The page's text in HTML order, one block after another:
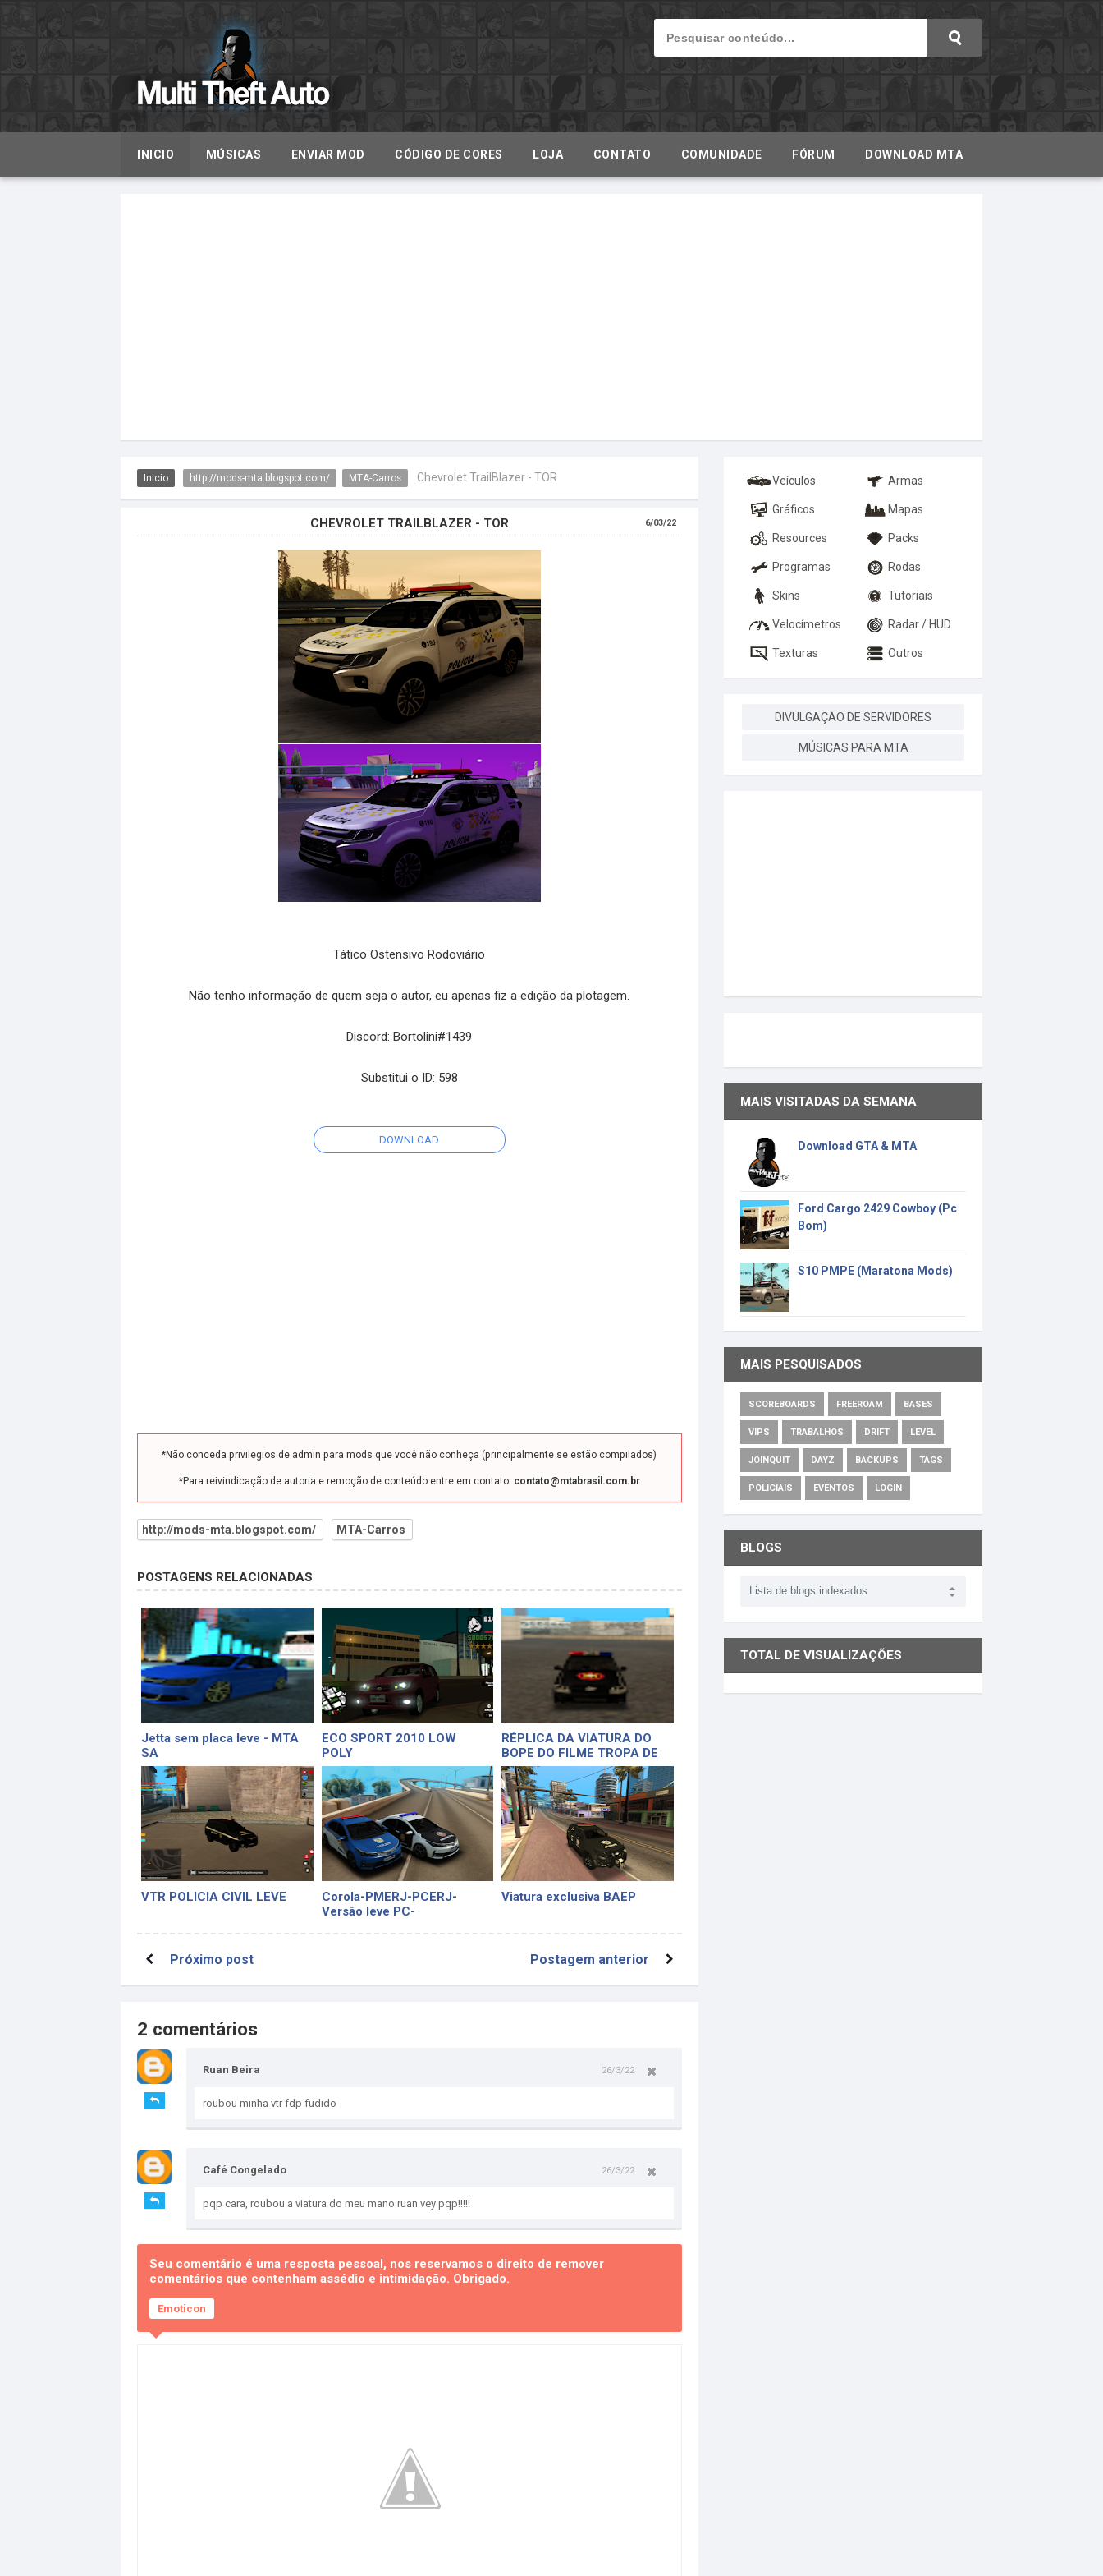
INICIO MÚSICAS ENVIAR MOD CÓDIGO DE CORES LOJA CONTATO COMUNIDADE FÓRUM DOWNLOAD MTA
Inicio http://mods-mta.blogspot.com/ MTA-Carros Chevrolet TrailBlazer - TOR
CHEVROLET TRAILBLAZER - TOR 6/03/22
Tático Ostensivo Rodoviário
Não tenho informação de quem seja o autor, eu apenas fiz a edição da plotagem.
Discord: Bortolini#1439
Substitui o ID: 598
DOWNLOAD
*Não conceda privilegios de admin para mods que você não conheça (principalmente se estão compilados)
*Para reivindicação de autoria e remoção de conteúdo entre em contato: contato@mtabrasil.com.br
http://mods-mta.blogspot.com/ MTA-Carros
POSTAGENS RELACIONADAS
Jetta sem placa leve - MTA
SA
ECO SPORT 2010 LOW
POLY
RÉPLICA DA VIATURA DO
BOPE DO FILME TROPA DE
ELITE
VTR POLICIA CIVIL LEVE
Corola-PMERJ-PCERJ-
Versão leve PC-
Viatura exclusiva BAEP
Próximo post Postagem anterior
2 comentários
Ruan Beira 26/3/22
roubou minha vtr fdp fudido
Café Congelado 26/3/22
pqp cara, roubou a viatura do meu mano ruan vey pqp!!!!!
Seu comentário é uma resposta pessoal, nos reservamos o direito de remover
comentários que contenham assédio e intimidação. Obrigado.
Emoticon
Veículos Armas
Gráficos Mapas
Resources Packs
Programas Rodas
Skins Tutoriais
Velocímetros Radar / HUD
Texturas Outros
DIVULGAÇÃO DE SERVIDORES
MÚSICAS PARA MTA
MAIS VISITADAS DA SEMANA
Download GTA & MTA
Ford Cargo 2429 Cowboy (Pc
Bom)
S10 PMPE (Maratona Mods)
MAIS PESQUISADOS
SCOREBOARDS FREEROAM BASES
VIPS TRABALHOS DRIFT LEVEL
JOINQUIT DAYZ BACKUPS TAGS
POLICIAIS EVENTOS LOGIN
BLOGS
TOTAL DE VISUALIZAÇÕES